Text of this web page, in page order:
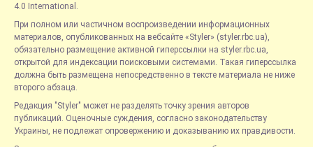
4.0 International.
При полном или частичном воспроизведении информационных
материалов, опубликованных на вебсайте «Styler» (styler.rbc.ua),
обязательно размещение активной гиперссылки на styler.rbc.ua,
открытой для индексации поисковыми системами. Такая гиперссылка
должна быть размещена непосредственно в тексте материала не ниже
второго абзаца.
Редакция "Styler" может не разделять точку зрения авторов
публикаций. Оценочные суждения, согласно законодательству
Украины, не подлежат опровержению и доказыванию их правдивости.